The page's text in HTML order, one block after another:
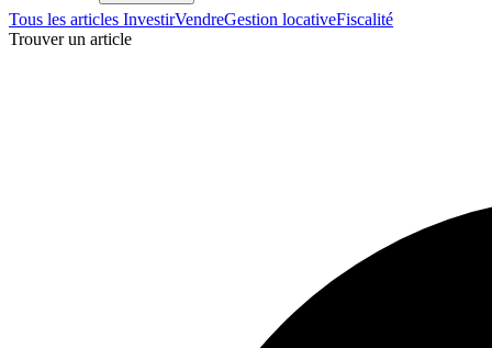
Tous les articles InvestirVendreGestion locativeFiscalité
Trouver un article